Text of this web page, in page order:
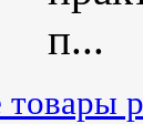
п...
товары